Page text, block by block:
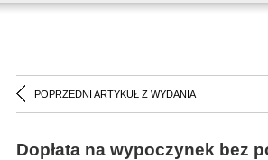
POPRZEDNI ARTYKUŁ Z WYDANIA
Dopłata na wypoczynek bez